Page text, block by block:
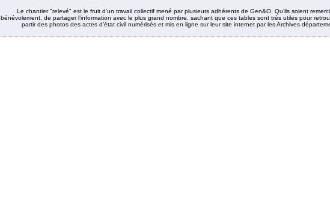
Le chantier "relevé" est le fruit d’un travail collectif mené par plusieurs adhérents de Gen&O. Qu’ils soient
bénévolement, de partager l’information avec le plus grand nombre, sachant que ces tables sont très utiles pour
partir des photos des actes d’état civil numérisés et mis en ligne sur leur site internet par les Archives